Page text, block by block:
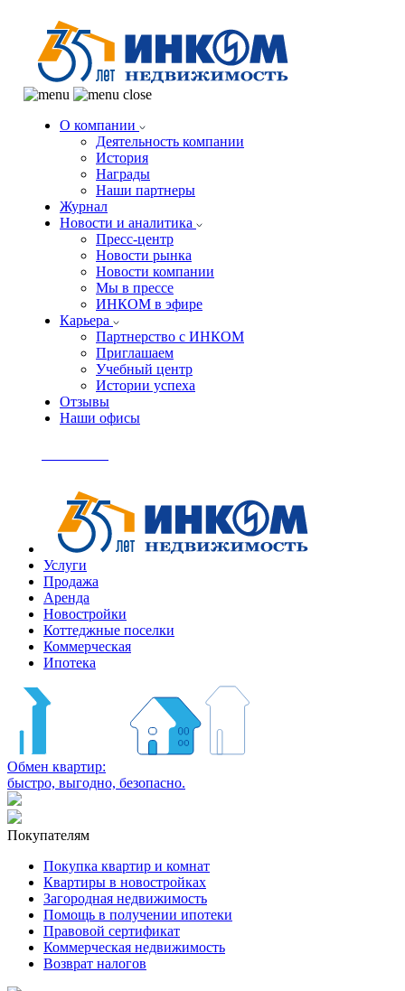
О компании
Деятельность компании
История
Награды
Наши партнеры
Журнал
Новости и аналитика
Пресс-центр
Новости рынка
Новости компании
Мы в прессе
ИНКОМ в эфире
Карьера
Партнерство с ИНКОМ
Приглашаем
Учебный центр
Истории успеха
Отзывы
Наши офисы
Услуги
Продажа
Аренда
Новостройки
Коттеджные поселки
Коммерческая
Ипотека
Обмен квартир:
быстро, выгодно, безопасно.
Покупателям
Покупка квартир и комнат
Квартиры в новостройках
Загородная недвижимость
Помощь в получении ипотеки
Правовой сертификат
Коммерческая недвижимость
Возврат налогов